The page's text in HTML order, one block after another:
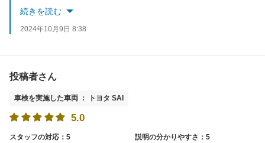
また、半年毎に無料点検のご案内をさせて頂いております。
お客様のご来店をスタッフ一同お待ちしております。
続きを読む
2024年10月9日 8:38
投稿者さん
車検を実施した車両 ： トヨタ SAI
5.0
スタッフの対応：5
説明の分かりやすさ：5